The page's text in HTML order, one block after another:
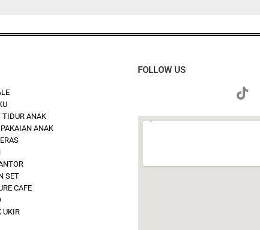
TIDUR ANAK
ANAK
SET
CAFE
UKIR
FOLLOW US